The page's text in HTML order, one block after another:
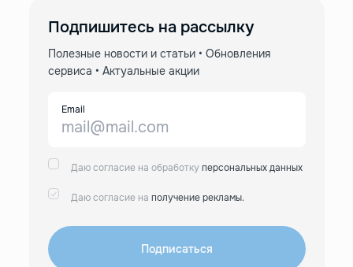
Подпишитесь на рассылку
Полезные новости и статьи • Обновления
сервиса • Актуальные акции
Email
Даю согласие на обработкуперсональных данных
Даю согласие на получение рекламы.
Подписаться